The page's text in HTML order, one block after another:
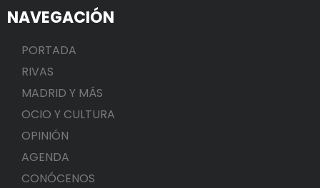
NAVEGACIÓN
PORTADA
RIVAS
MADRID Y MÁS
OCIO Y CULTURA
OPINIÓN
AGENDA
CONÓCENOS